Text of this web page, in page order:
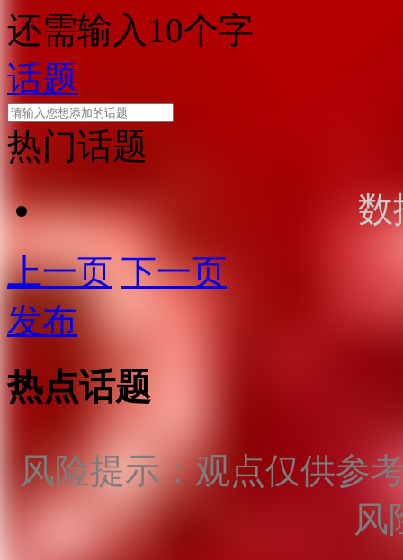
还需输入10个字
话题
热门话题
数
上一页 下一页
发布
热点话题
风险提示：观点仅供参
风